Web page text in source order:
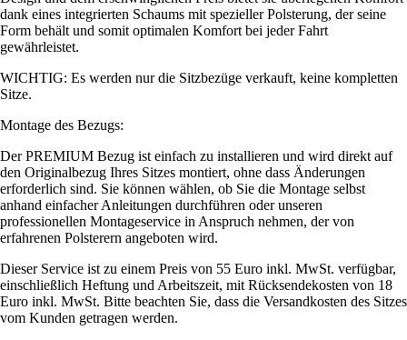
dank eines integrierten Schaums mit spezieller Polsterung, der seine
Form behält und somit optimalen Komfort bei jeder Fahrt
gewährleistet.
WICHTIG: Es werden nur die Sitzbezüge verkauft, keine kompletten
Sitze.
Montage des Bezugs:
Der PREMIUM Bezug ist einfach zu installieren und wird direkt auf
den Originalbezug Ihres Sitzes montiert, ohne dass Änderungen
erforderlich sind. Sie können wählen, ob Sie die Montage selbst
anhand einfacher Anleitungen durchführen oder unseren
professionellen Montageservice in Anspruch nehmen, der von
erfahrenen Polsterern angeboten wird.
Dieser Service ist zu einem Preis von 55 Euro inkl. MwSt. verfügbar,
einschließlich Heftung und Arbeitszeit, mit Rücksendekosten von 18
Euro inkl. MwSt. Bitte beachten Sie, dass die Versandkosten des Sitzes
vom Kunden getragen werden.